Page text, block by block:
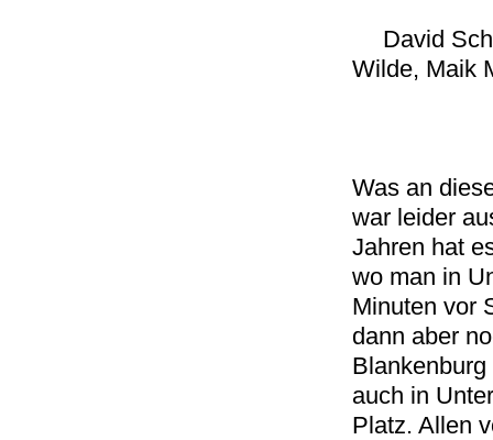
David
Wilde, Maik
Was an
war leider
Jahren hat
wo man in
Minuten vor
dann aber
auch in
Platz. Allen